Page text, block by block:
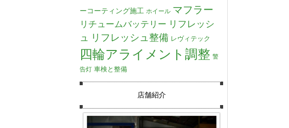
ーコーティング施工 ホイール マフラー
リチュームバッテリー リフレッシ
ュ
リフレッシュ整備 レヴィテック
四輪アライメント調整 警
告灯 車検と整備
店舗紹介